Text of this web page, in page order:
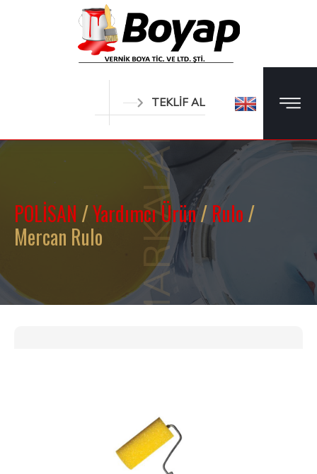
TEKLİF AL
MARKALAR
POLİSAN /Yardımcı Ürün/Rulo/
Mercan Rulo